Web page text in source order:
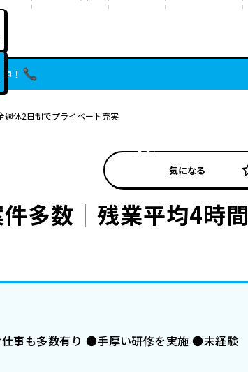
！
週休2日制でプライベート充実
気になる
多数｜残業平均4時間
事も多数有り ●手厚い研修を実施 ●未経験